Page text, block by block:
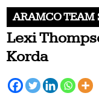
ARAMCO TEAM
Lexi
Korda